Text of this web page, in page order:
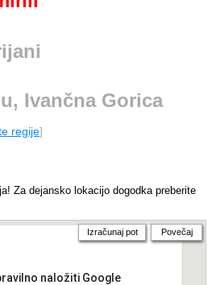
Ivančna Gorica
regije]
Za dejansko lokacijo dogodka preberite
naložiti Google
Izračunaj pot Povečaj